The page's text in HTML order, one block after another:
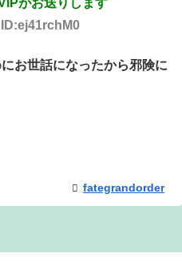
お世話になったから邪険に
fategrandorder